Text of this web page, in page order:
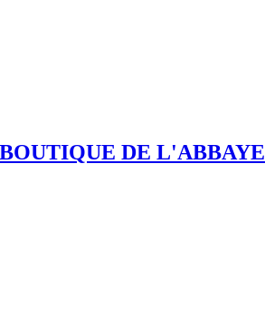
BOUTIQUE DE L'ABBAYE